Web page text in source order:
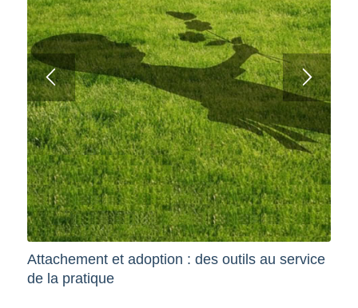
Attachement et adoption : des outils au service
de la pratique